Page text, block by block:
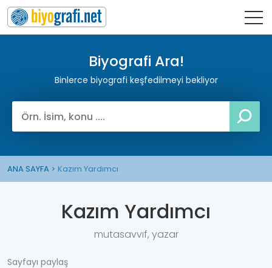
Biyografi Ara!
Binlerce biyografi keşfedilmeyi bekliyor
ANA SAYFA Kazım Yardımcı
Kazım Yardımcı
mutasavvıf, yazar
Sayfayı paylaş